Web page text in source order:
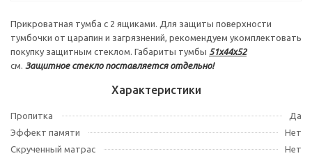
Прикроватная тумба с 2 ящиками. Для защиты поверхности
тумбочки от царапин и загрязнений, рекомендуем укомплектовать
покупку защитным стеклом. Габариты тумбы 51х44х52
см. Защитное стекло поставляется отдельно!
Характеристики
Пропитка
Да
Эффект памяти
Нет
Скрученный матрас
Нет